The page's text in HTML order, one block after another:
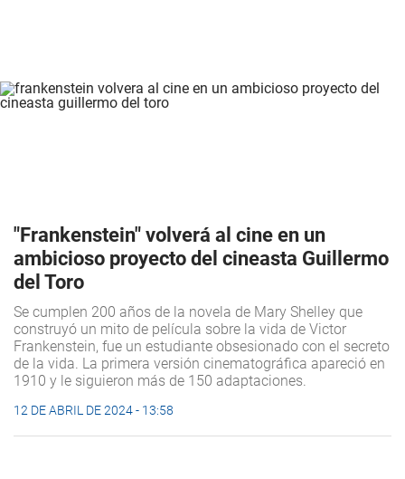
"Frankenstein" volverá al cine en un
ambicioso proyecto del cineasta Guillermo
del Toro
Se cumplen 200 años de la novela de Mary Shelley que
construyó un mito de película sobre la vida de Victor
Frankenstein, fue un estudiante obsesionado con el secreto
de la vida. La primera versión cinematográfica apareció en
1910 y le siguieron más de 150 adaptaciones.
12 DE ABRIL DE 2024 - 13:58